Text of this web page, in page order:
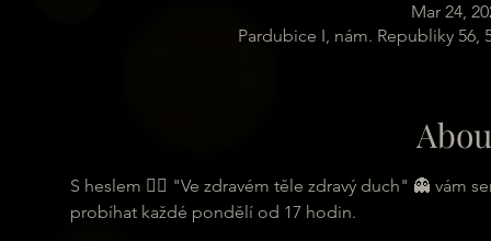
Mar 24,
Pardubice I, nám. Republiky 56,
S heslem 🏋️‍♂️ "Ve zdravém těle zdravý duch" 👻 vám
probíhat každé pondělí od 17 hodin.